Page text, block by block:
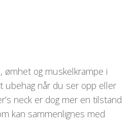
ømhet og muskelkrampe i
ubehag når du ser opp eller
neck er dog mer en tilstand
kan sammenlignes med